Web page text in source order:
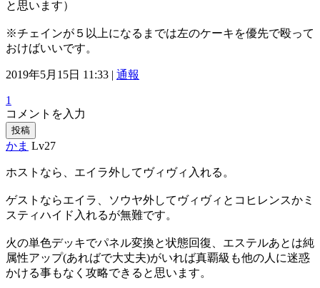
と思います）
※チェインが５以上になるまでは左のケーキを優先で殴って
おけばいいです。
2019年5月15日 11:33 | 通報
1
コメントを入力
投稿
かま Lv27
ホストなら、エイラ外してヴィヴィ入れる。
ゲストならエイラ、ソウヤ外してヴィヴィとコヒレンスかミ
スティハイド入れるが無難です。
火の単色デッキでパネル変換と状態回復、エステルあとは純
属性アップ(あればで大丈夫)がいれば真覇級も他の人に迷惑
かける事もなく攻略できると思います。